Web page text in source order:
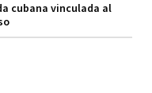
cubana vinculada al